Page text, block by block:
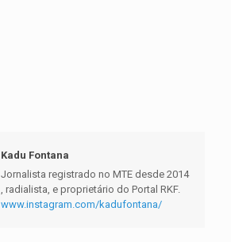
Kadu Fontana
Jornalista registrado no MTE desde 2014
, radialista, e proprietário do Portal RKF.
www.instagram.com/kadufontana/